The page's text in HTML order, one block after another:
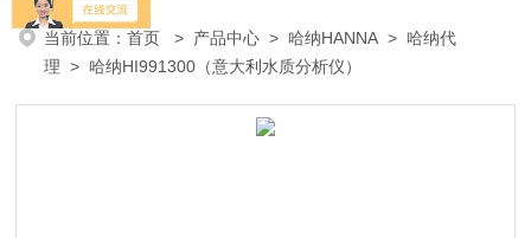
当前位置：首页 > 产品中心 >哈纳HANNA >哈纳代
理 > 哈纳HI991300（意大利水质分析仪）